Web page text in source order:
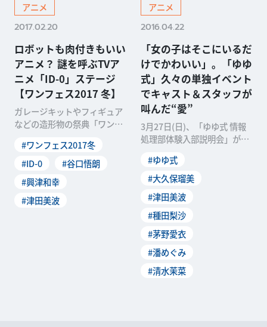
アニメ
2017.02.20
ロボットも肉付きもいい
アニメ？ 謎を呼ぶTVア
ニメ「ID-0」ステージ
【ワンフェス2017 冬】
ガレージキットやフィギュア
などの造形物の祭典「ワンダ
が2月19日(日
#ワンフェス2017冬
#ID-0
#谷口悟朗
#興津和幸
#津田美波
アニメ
2016.04.22
「女の子はそこにいるだ
けでかわいい」。「ゆゆ
式」久々の単独イベント
でキャスト＆スタッフが
叫んだ“愛”
3月27日(日)、「ゆゆ式 情報
処理部体験入部説明会」が東
交流会議場で開
#ゆゆ式
#大久保瑠美
#津田美波
#種田梨沙
#茅野愛衣
#潘めぐみ
#清水茉菜